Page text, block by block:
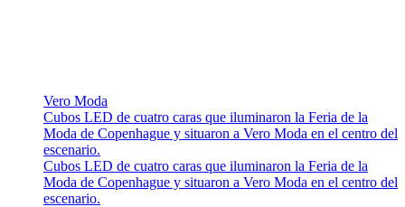
Vero Moda
Cubos LED de cuatro caras que iluminaron la Feria de la
Moda de Copenhague y situaron a Vero Moda en el centro del
escenario.
Cubos LED de cuatro caras que iluminaron la Feria de la
Moda de Copenhague y situaron a Vero Moda en el centro del
escenario.